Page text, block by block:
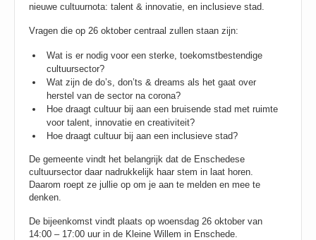
nieuwe cultuurnota: talent & innovatie, en inclusieve stad.
Vragen die op 26 oktober centraal zullen staan zijn:
Wat is er nodig voor een sterke, toekomstbestendige
cultuursector?
Wat zijn de do’s, don’ts & dreams als het gaat over
herstel van de sector na corona?
Hoe draagt cultuur bij aan een bruisende stad met ruimte
voor talent, innovatie en creativiteit?
Hoe draagt cultuur bij aan een inclusieve stad?
De gemeente vindt het belangrijk dat de Enschedese
cultuursector daar nadrukkelijk haar stem in laat horen.
Daarom roept ze jullie op om je aan te melden en mee te
denken.
De bijeenkomst vindt plaats op woensdag 26 oktober van
14:00 – 17:00 uur in de Kleine Willem in Enschede.